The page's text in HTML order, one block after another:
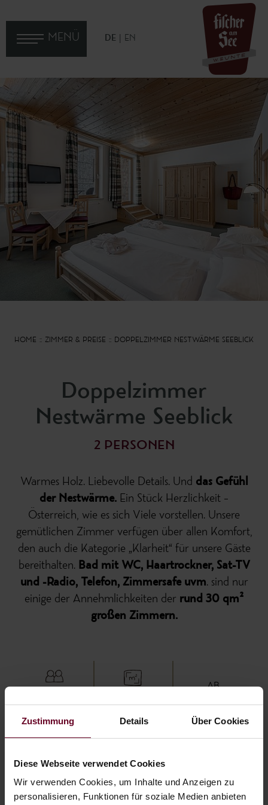
Zustimmung Details Über Cookies
Diese Webseite verwendet Cookies
Wir verwenden Cookies, um Inhalte und Anzeigen zu
personalisieren, Funktionen für soziale Medien anbieten
MENÜ DE EN
HOME ZIMMER & PREISE DOPPELZIMMER NESTWÄRME SEEBLICK
Doppelzimmer
Nestwärme Seeblick
2 PERSONEN
Warmes Holz. Liebevolle Details. Und das Gefühl
der Nestwärme. Ein Stück Herzlichkeit –
Österreich, wie es sich Viele vorstellen. Unsere
gemütlichen Zimmer verfügen über allen Komfort,
den auch die Kategorie „Klarheit“ für unsere Gäste
bereithalten. Bad mit WC, Haartrockner, Sat-TV
und -Radio, Telefon, Zimmersafe uvm. sind nur
einige der Annehmlichkeiten der rund 30 qm²
großen Zimmern.
AB
€ 142,-